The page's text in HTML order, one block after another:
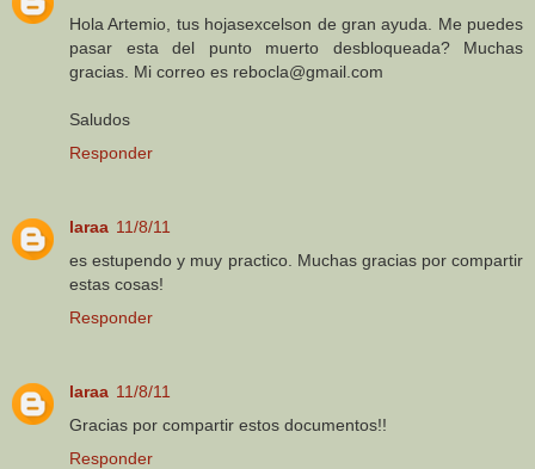
Hola Artemio, tus hojasexcelson de gran ayuda. Me puedes
pasar esta del punto muerto desbloqueada? Muchas
gracias. Mi correo es rebocla@gmail.com
Saludos
Responder
laraa 11/8/11
es estupendo y muy practico. Muchas gracias por compartir
estas cosas!
Responder
laraa 11/8/11
Gracias por compartir estos documentos!!
Responder